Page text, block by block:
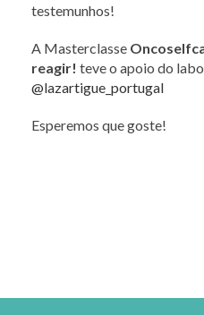
testemunhos!
A Masterclasse
reagir! teve o apoio do
@lazartigue_portugal
Esperemos que goste!